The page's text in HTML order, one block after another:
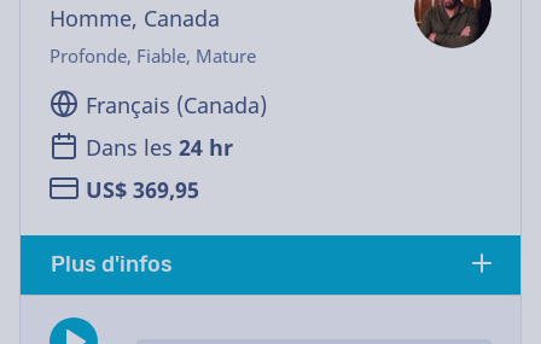
Homme, Canada
Profonde, Fiable, Mature
Français (Canada)
Dans les 24 hr
US$ 369,95
Plus d'infos